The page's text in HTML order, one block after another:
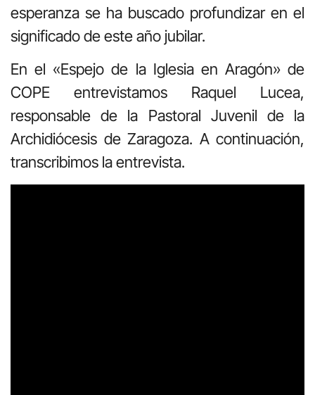
esperanza se ha buscado profundizar en el
significado de este año jubilar.
En el «Espejo de la Iglesia en Aragón» de
COPE entrevistamos Raquel Lucea,
responsable de la Pastoral Juvenil de la
Archidiócesis de Zaragoza. A continuación,
transcribimos la entrevista.